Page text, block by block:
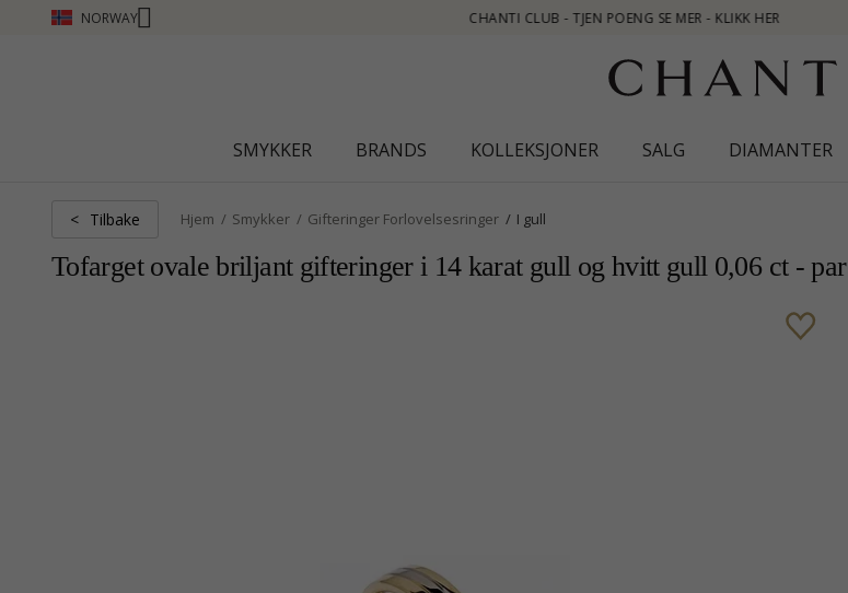
NORWAY
CLUB - TJEN POENG SE MER - KLIKK HER
SMYKKER BRANDS KOLLEKSJONER SALG DIAMANTER
< Tilbake Hjem Smykker Gifteringer Forlovelsesringer I gull
Tofarget ovale briljant gifteringer i 14 karat gull og hvitt gull 0,06 ct - par